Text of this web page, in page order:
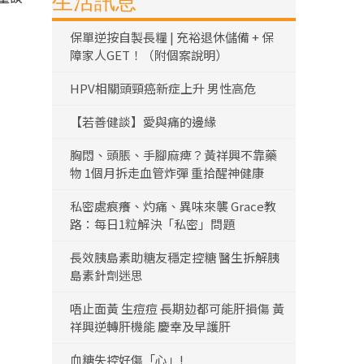
保單逆按自製長糧 | 充裕退休儲備 + 保
障家人GET！（附個案說明）
HPV相關頭頸癌新症上升 男性高危
【若善健談】愛與痛的邊緣
胸悶、頭脹、手腳麻痺？黃祥興不靠藥
物 1個月拆走血管炸彈 重拾醒神健康
私密處痕癢、灼痛、異味來襲 Grace教
路：每日1粒解決「私密」問題
長效胰島素助糖友穩定控糖 醫生拆解胰
島素針劑迷思
唔止面黃 生痘痘 長期攰都可能肝損傷 黃
祥興逆轉肝機能 慶幸及早護肝
血糖失控好傷「心」!